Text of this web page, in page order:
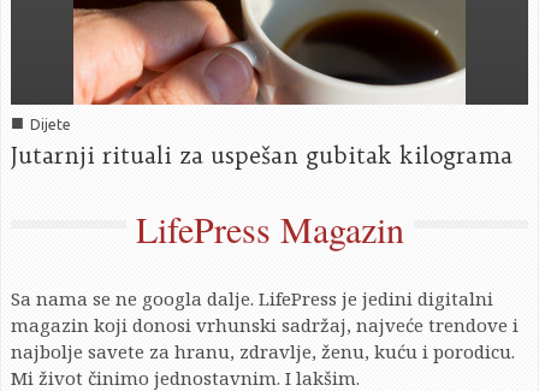
■ Dijete
Jutarnji rituali za uspešan gubitak kilograma
LifePress Magazin
Sa nama se ne googla dalje. LifePress je jedini digitalni
magazin koji donosi vrhunski sadržaj, najveće trendove i
najbolje savete za hranu, zdravlje, ženu, kuću i porodicu.
Mi život činimo jednostavnim. I lakšim.